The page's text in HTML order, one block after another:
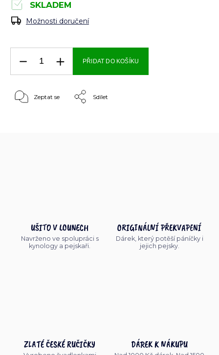
SKLADEM
Možnosti doručení
PŘIDAT DO KOŠÍKU
Zeptat se Sdílet
UŠITO V LOUNECH
Navrženo ve spolupráci s
kynology a pejskaři.
ORIGINÁLNÍ PŘEKVAPENÍ
Dárek, který potěší páníčky i
jejich pejsky.
ZLATÉ ČESKÉ RUČIČKY DÁREK K NÁKUPU